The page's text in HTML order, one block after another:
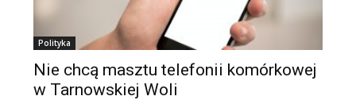
Polityka
Nie chcą masztu telefonii komórkowej
w Tarnowskiej Woli